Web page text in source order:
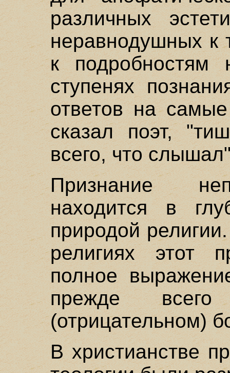
различных
неравнодушных к
к
ступенях
ответов на
сказал поэт,
всего, что
Признание
находится в
природой
религиях этот
полное
прежде
(отрицательном)
В христианстве